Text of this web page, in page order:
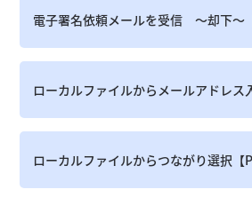
電子署名依頼メールを受信 ～却下～【
ローカルファイルからメールアドレス
ローカルファイルからつながり選択【